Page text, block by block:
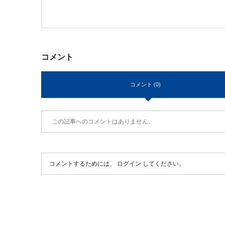
コメント
コメント (0)
この記事へのコメントはありません。
コメントするためには、 ログイン してください。